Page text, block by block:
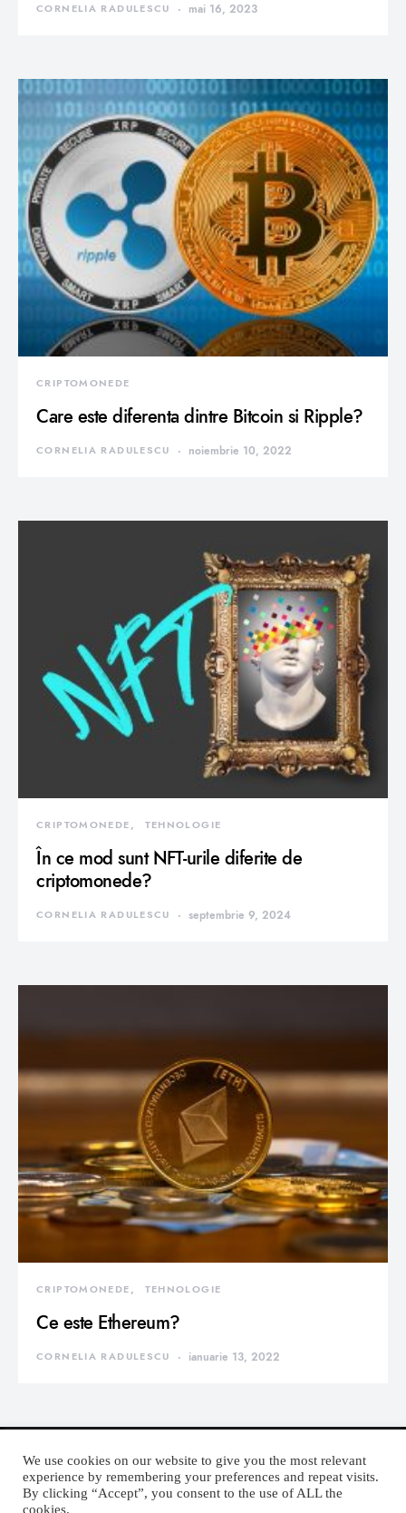
CORNELIA RADULESCU mai 16, 2023
CRIPTOMONEDE
Care este diferenta dintre Bitcoin si Ripple?
CORNELIA RADULESCU noiembrie 10, 2022
CRIPTOMONEDE TEHNOLOGIE
În ce mod sunt NFT-urile diferite de
criptomonede?
CORNELIA RADULESCU septembrie 9, 2024
CRIPTOMONEDE TEHNOLOGIE
Ce este Ethereum?
CORNELIA RADULESCU ianuarie 13, 2022
We use cookies on our website to give you the most relevant
experience by remembering your preferences and repeat visits.
By clicking “Accept”, you consent to the use of ALL the
cookies.